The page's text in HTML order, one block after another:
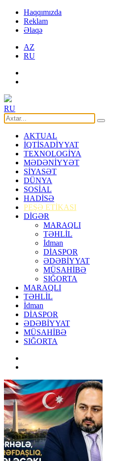
Haqqımızda
Reklam
Əlaqə
AZ
RU
RU
AKTUAL
İQTİSADİYYAT
TEXNOLOGİYA
MƏDƏNİYYƏT
SİYASƏT
DÜNYA
SOSİAL
HADİSƏ
PEŞƏ ETİKASI
DİGƏR
MARAQLI
TƏHLİL
İdman
DİASPOR
ƏDƏBİYYAT
MÜSAHİBƏ
SIĞORTA
MARAQLI
TƏHLİL
İdman
DİASPOR
ƏDƏBİYYAT
MÜSAHİBƏ
SIĞORTA